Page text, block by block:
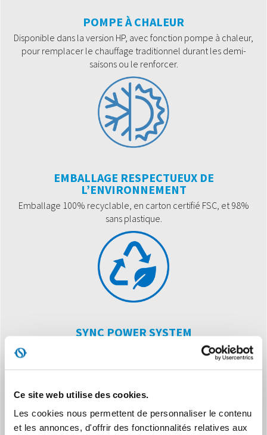
Ce site web utilise des cookies.
Les cookies nous permettent de personnaliser le contenu
et les annonces, d'offrir des fonctionnalités relatives aux
POMPE À CHALEUR
Disponible dans la version HP, avec fonction pompe à chaleur,
pour remplacer le chauffage traditionnel durant les demi-
saisons ou le renforcer.
EMBALLAGE RESPECTUEUX DE
L’ENVIRONNEMENT
Emballage 100% recyclable, en carton certifié FSC, et 98%
sans plastique.
SYNC POWER SYSTEM
Le nouveau compresseur Twin Rotary et l’électronique de
dernière génération sont synchronisés pour obtenir le meilleur